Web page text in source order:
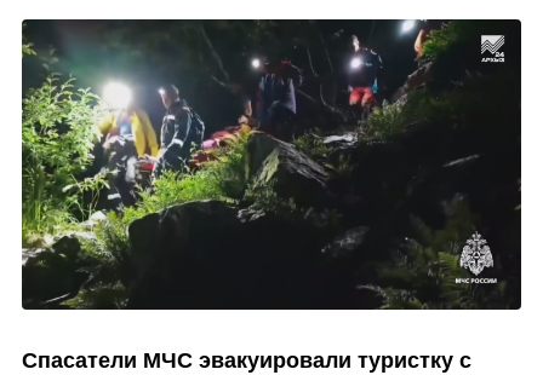
Спасатели МЧС эвакуировали туристку с